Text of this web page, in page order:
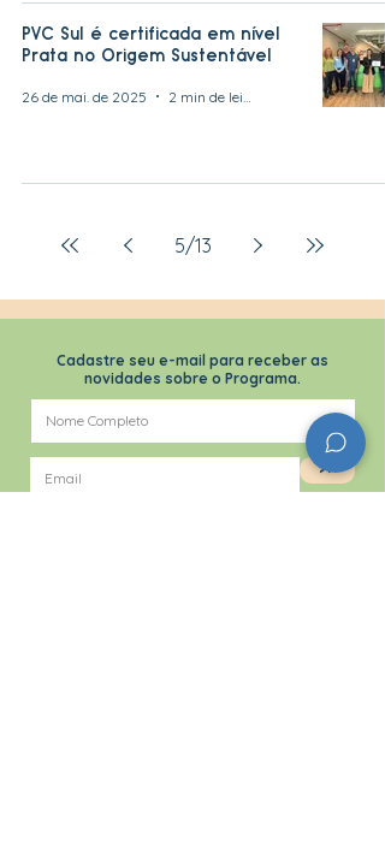
PVC Sul é certificada em nível
Prata no Origem Sustentável
26 de mai. de 2025
5/13
Cadastre seu e-mail para receber as
novidades sobre o Programa.
>>